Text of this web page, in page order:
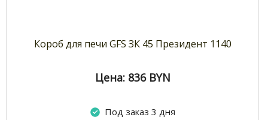
Короб для печи GFS ЗК 45 Президент 1140
Цена: 836 BYN
Под заказ 3 дня